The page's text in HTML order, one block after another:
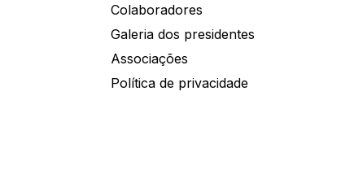
Colaboradores
Galeria dos presidentes
Associações
Política de privacidade